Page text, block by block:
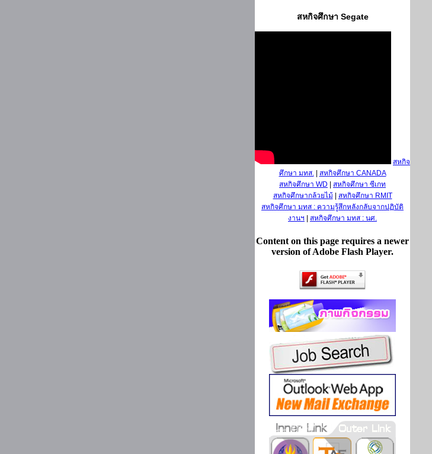
สหกิจศึกษา Segate
สหกิจ
ศึกษา มทส.| สหกิจศึกษา CANADA
สหกิจศึกษา WD
สหกิจศึกษา ซีเกท
สหกิจศึกษากล้วยไม้
สหกิจศึกษา RMIT
สหกิจศึกษา มทส : ความรู้สึกหลังกลับจากปฏิบัติ
งานฯ
สหกิจศึกษา มทส : นศ.
Content on this page requires a newer
version of Adobe Flash Player.